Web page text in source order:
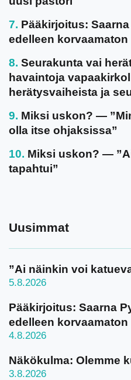
Pääkirjoitus:
edelleen korvaamaton
Seurakunta vai
havaintoja
herätysvaiheista ja
Miksi uskon? —
olla itse ohjaksissa”
Miksi uskon? —
tapahtui”
Uusimmat
”Ai näinkin voi
5.8.2026
Pääkirjoitus: Saarna
edelleen korvaamaton
4.8.2026
Näkökulma: Olemme
3.8.2026